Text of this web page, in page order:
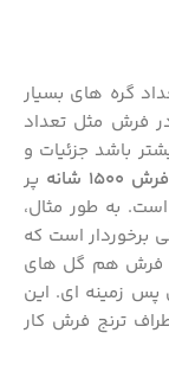
شانه است، تعداد گره های بسیار
فرش مثل تعداد
باشد جزئیات و
فرش 1500 شانه
پر
از فرش های 1200، 700 و … است. به طور مثال،
برخوردار است که
فرش هم گل های
زمینه ای. این
ترنج فرش کار